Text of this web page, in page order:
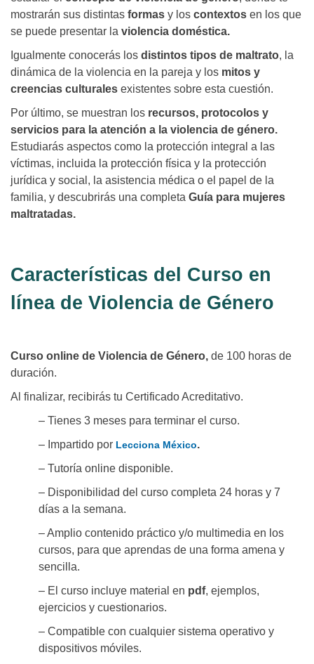
mostrarán sus distintas formas y los contextos en los que
se puede presentar la violencia doméstica.
Igualmente conocerás los distintos tipos de maltrato, la
dinámica de la violencia en la pareja y los mitos y
creencias culturales existentes sobre esta cuestión.
Por último, se muestran los recursos, protocolos y
servicios para la atención a la violencia de género.
Estudiarás aspectos como la protección integral a las
víctimas, incluida la protección física y la protección
jurídica y social, la asistencia médica o el papel de la
familia, y descubrirás una completa Guía para mujeres
maltratadas.
Características del Curso en
línea de Violencia de Género
Curso online de Violencia de Género, de 100 horas de
duración.
Al finalizar, recibirás tu Certificado Acreditativo.
– Tienes 3 meses para terminar el curso.
– Impartido por Lecciona México.
– Tutoría online disponible.
– Disponibilidad del curso completa 24 horas y 7
días a la semana.
– Amplio contenido práctico y/o multimedia en los
cursos, para que aprendas de una forma amena y
sencilla.
– El curso incluye material en pdf, ejemplos,
ejercicios y cuestionarios.
– Compatible con cualquier sistema operativo y
dispositivos móviles.